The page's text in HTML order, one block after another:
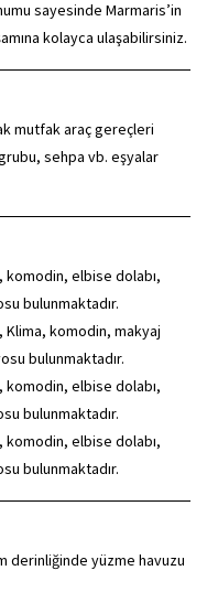
sayesinde Marmaris’in
kolayca ulaşabilirsiniz.
mutfak araç gereçleri
sehpa vb. eşyalar
komodin, elbise dolabı,
bulunmaktadır.
komodin, makyaj
bulunmaktadır.
komodin, elbise dolabı,
bulunmaktadır.
komodin, elbise dolabı,
bulunmaktadır.
derinliğinde yüzme havuzu